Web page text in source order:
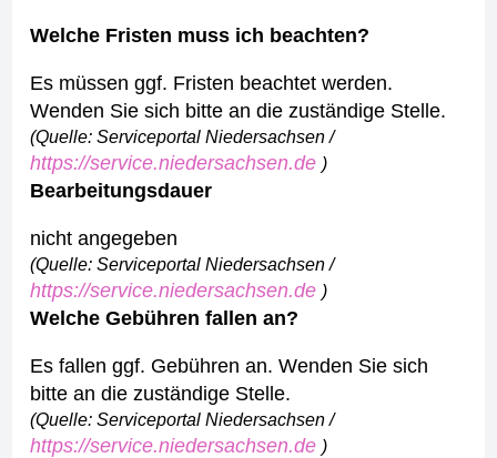
Welche Fristen muss ich beachten?
Es müssen ggf. Fristen beachtet werden.
Wenden Sie sich bitte an die zuständige Stelle.
(Quelle: Serviceportal Niedersachsen /
https://service.niedersachsen.de )
Bearbeitungsdauer
nicht angegeben
(Quelle: Serviceportal Niedersachsen /
https://service.niedersachsen.de )
Welche Gebühren fallen an?
Es fallen ggf. Gebühren an. Wenden Sie sich
bitte an die zuständige Stelle.
(Quelle: Serviceportal Niedersachsen /
https://service.niedersachsen.de )